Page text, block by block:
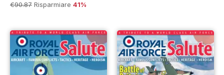
€90.87 Risparmiare 41%